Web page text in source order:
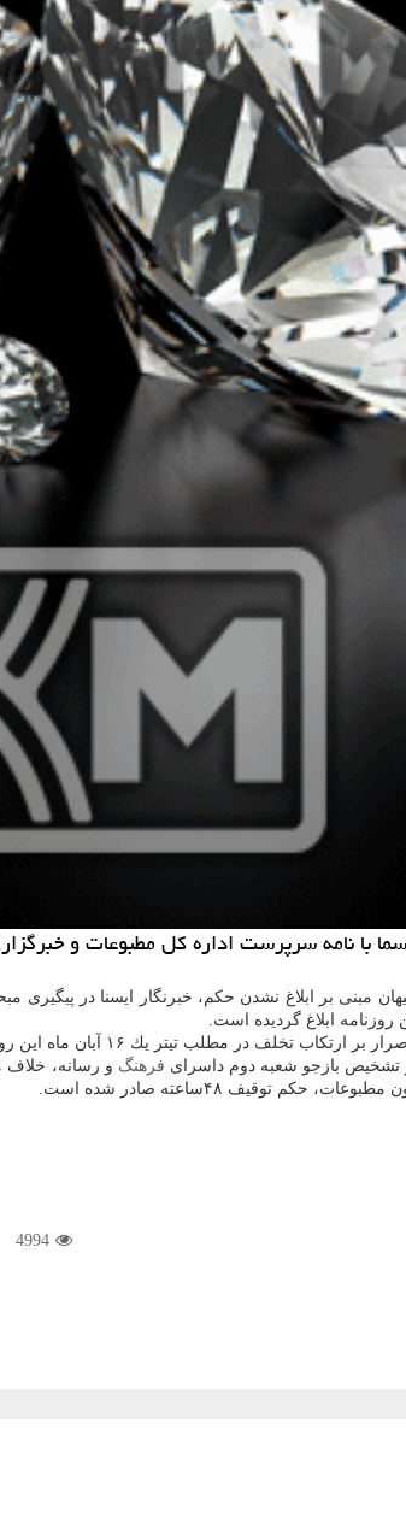
با نامه سرپرست اداره كل مطبوعات و
مبنی بر ابلاغ نشدن حكم، خبرنگار ایسنا در پیگیری
ابلاغ گردیده است.
تشخیص بازجو شعبه دوم داسرای فرهنگ و رسانه،
توقیف ۴۸ساعته صادر شده است.
4994